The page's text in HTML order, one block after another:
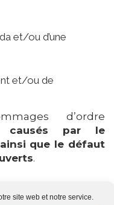
site web et notre service.
et/ou d’une
et/ou de
d’ordre
causés par le
que le défaut
.